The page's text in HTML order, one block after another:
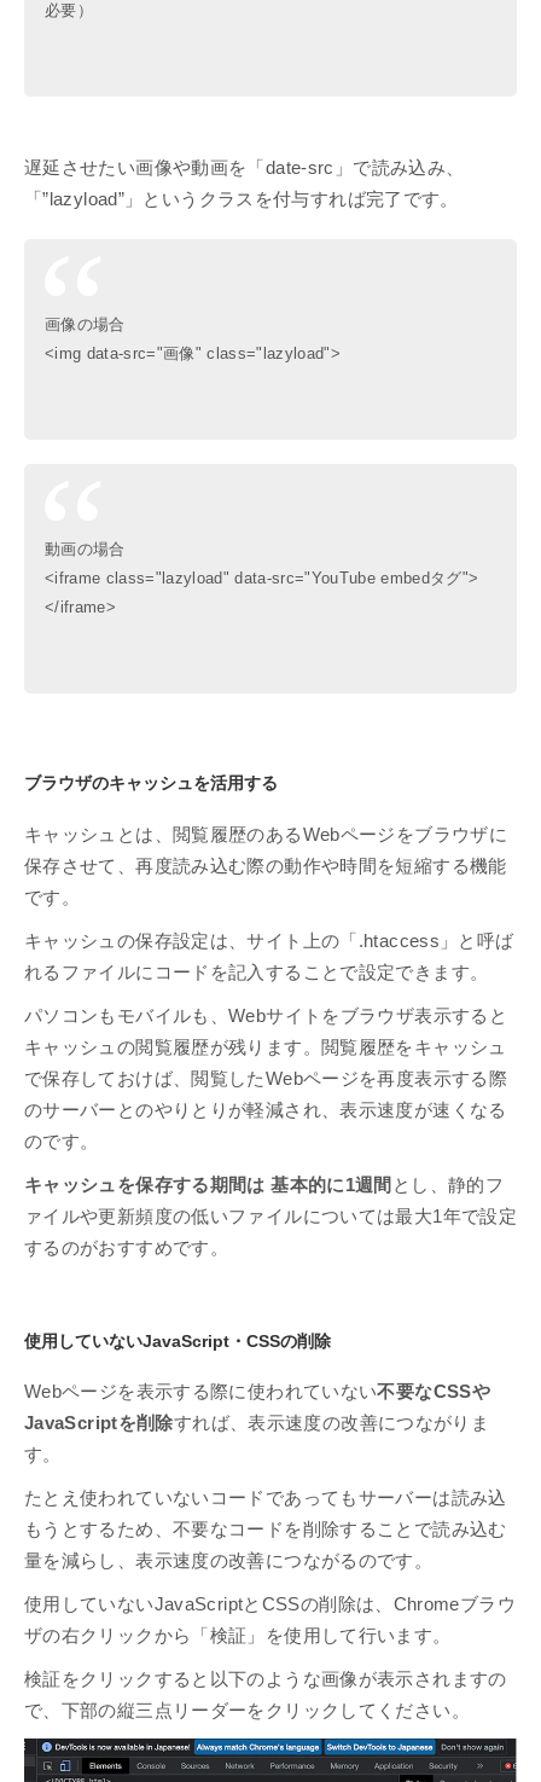
必要）
遅延させたい画像や動画を「date-src」で読み込み、
「”lazyload”」というクラスを付与すれば完了です。
画像の場合
<img data-src="画像" class="lazyload">
動画の場合
<iframe class="lazyload" data-src="YouTube embedタグ">
</iframe>
ブラウザのキャッシュを活用する
キャッシュとは、閲覧履歴のあるWebページをブラウザに
保存させて、再度読み込む際の動作や時間を短縮する機能
です。
キャッシュの保存設定は、サイト上の「.htaccess」と呼ば
れるファイルにコードを記入することで設定できます。
パソコンもモバイルも、Webサイトをブラウザ表示すると
キャッシュの閲覧履歴が残ります。閲覧履歴をキャッシュ
で保存しておけば、閲覧したWebページを再度表示する際
のサーバーとのやりとりが軽減され、表示速度が速くなる
のです。
キャッシュを保存する期間は 基本的に1週間 とし、静的フ
ァイルや更新頻度の低いファイルについては最大1年で設定
するのがおすすめです。
使用していないJavaScript・CSSの削除
Webページを表示する際に使われていない不要なCSSや
JavaScriptを削除すれば、表示速度の改善につながりま
す。
たとえ使われていないコードであってもサーバーは読み込
もうとするため、不要なコードを削除することで読み込む
量を減らし、表示速度の改善につながるのです。
使用していないJavaScriptとCSSの削除は、Chromeブラウ
ザの右クリックから「検証」を使用して行います。
検証をクリックすると以下のような画像が表示されますの
で、下部の縦三点リーダーをクリックしてください。